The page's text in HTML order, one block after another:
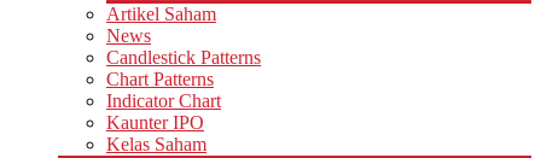
Artikel Saham
News
Candlestick Patterns
Chart Patterns
Indicator Chart
Kaunter IPO
Kelas Saham